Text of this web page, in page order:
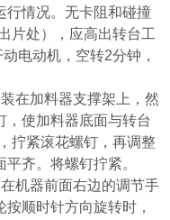
行情况。无卡阻和碰撞
片处）
，应高出转台工
电动机，空转2分钟，
在加料器支撑架上，然
，使加料器底面与转台
拧紧滚花螺钉，再调整
齐。将螺钉拧紧。
机器前面右边的调节手
顺时针方向旋转时，